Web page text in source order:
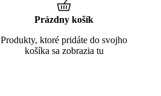
Prázdny košík
Produkty, ktoré pridáte do svojho
košíka sa zobrazia tu